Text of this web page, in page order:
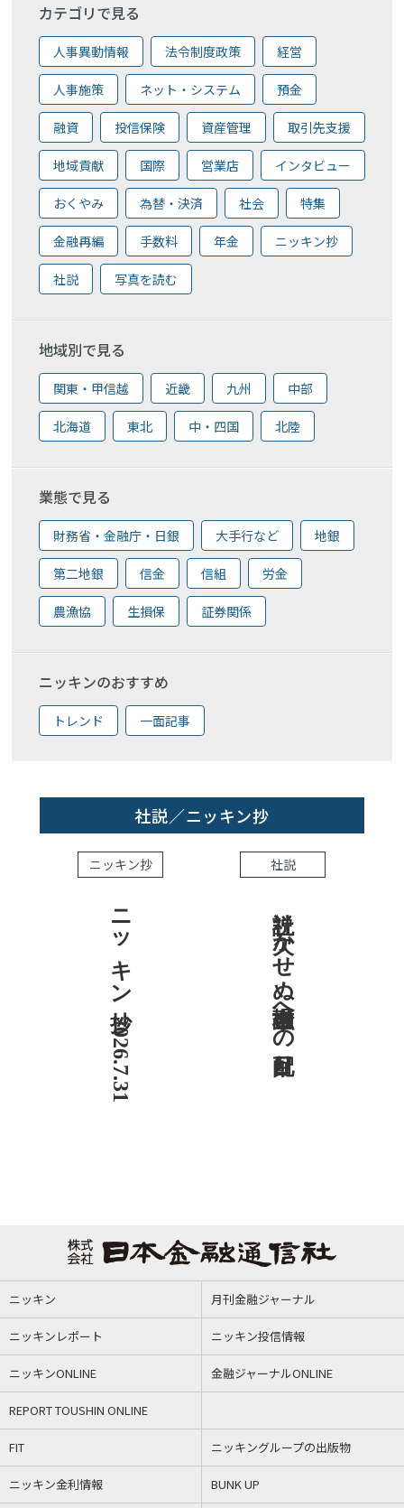
カテゴリで見る
人事異動情報 法令制度政策 経営
人事施策 ネット・システム 預金
融資 投信保険 資産管理 取引先支援
地域貢献 国際 営業店 インタビュー
おくやみ 為替・決済 社会 特集
金融再編 手数料 年金 ニッキン抄
社説 写真を読む
地域別で見る
関東・甲信越 近畿 九州 中部
北海道 東北 中・四国 北陸
業態で見る
財務省・金融庁・日銀 大手行など 地銀
第二地銀 信金 信組 労金
農漁協 生損保 証券関係
ニッキンのおすすめ
トレンド 一面記事
社説／ニッキン抄
ニッキン抄
ニッキン抄 2026.7.31
社説
社説 欠かせぬ金融市場への目配り
ニッキン 月刊金融ジャーナル
ニッキンレポート ニッキン投信情報
ニッキンONLINE 金融ジャーナルONLINE
REPORT TOUSHIN ONLINE
FIT ニッキングループの出版物
ニッキン金利情報 BUNK UP